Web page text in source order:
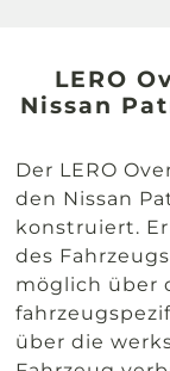
LERO
Nissan
Der LERO
den Nissan
konstruiert.
des
möglich über
über die